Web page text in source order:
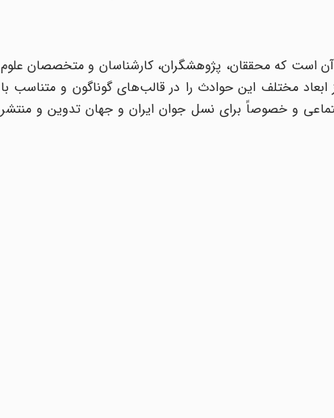
است که محققان، پژوهشگران، کارشناسان و متخصصان علوم
مختلف این حوادث را در قالب‌های گوناگون و متناسب با
و خصوصاً برای نسل جوان ایران و جهان تدوین و منتشر